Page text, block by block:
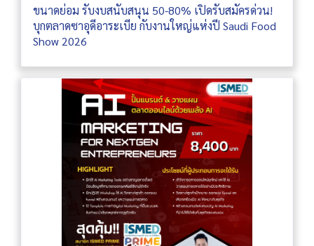
ขนาดย่อม รับงบสนับสนุน 50-80% เปิดรับสมัครด่วน!
บุกตลาดซาอุดีอาระเบีย กับงานใหญ่แห่งปี Saudi Food
Show 2026